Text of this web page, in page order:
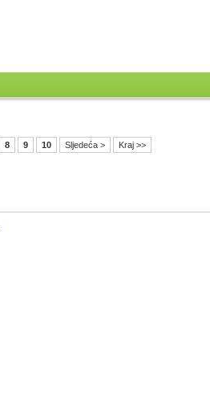
8 9 10 Sljedeća > Kraj >>